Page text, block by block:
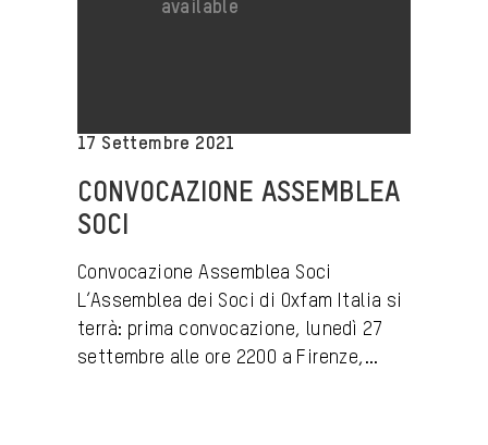
17 Settembre 2021
CONVOCAZIONE ASSEMBLEA
SOCI
Convocazione Assemblea Soci
L’Assemblea dei Soci di Oxfam Italia si
terrà: prima convocazione, lunedì 27
settembre alle ore 2200 a Firenze,...